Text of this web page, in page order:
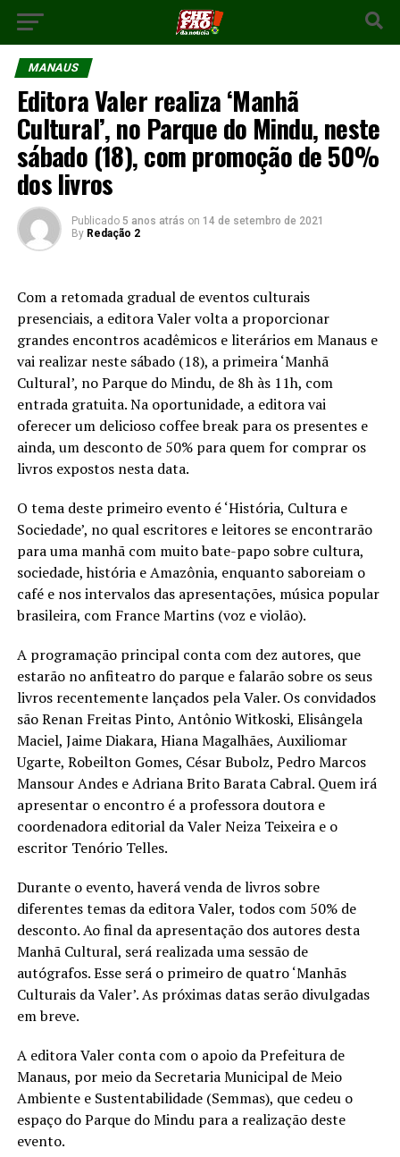
MANAUS
Editora Valer realiza ‘Manhã
Cultural’, no Parque do Mindu, neste
sábado (18), com promoção de 50%
dos livros
Publicado 5 anos atrás on 14 de setembro de 2021
By Redação 2
Com a retomada gradual de eventos culturais
presenciais, a editora Valer volta a proporcionar
grandes encontros acadêmicos e literários em Manaus e
vai realizar neste sábado (18), a primeira ‘Manhã
Cultural’, no Parque do Mindu, de 8h às 11h, com
entrada gratuita. Na oportunidade, a editora vai
oferecer um delicioso coffee break para os presentes e
ainda, um desconto de 50% para quem for comprar os
livros expostos nesta data.
O tema deste primeiro evento é ‘História, Cultura e
Sociedade’, no qual escritores e leitores se encontrarão
para uma manhã com muito bate-papo sobre cultura,
sociedade, história e Amazônia, enquanto saboreiam o
café e nos intervalos das apresentações, música popular
brasileira, com France Martins (voz e violão).
A programação principal conta com dez autores, que
estarão no anfiteatro do parque e falarão sobre os seus
livros recentemente lançados pela Valer. Os convidados
são Renan Freitas Pinto, Antônio Witkoski, Elisângela
Maciel, Jaime Diakara, Hiana Magalhães, Auxiliomar
Ugarte, Robeilton Gomes, César Bubolz, Pedro Marcos
Mansour Andes e Adriana Brito Barata Cabral. Quem irá
apresentar o encontro é a professora doutora e
coordenadora editorial da Valer Neiza Teixeira e o
escritor Tenório Telles.
Durante o evento, haverá venda de livros sobre
diferentes temas da editora Valer, todos com 50% de
desconto. Ao final da apresentação dos autores desta
Manhã Cultural, será realizada uma sessão de
autógrafos. Esse será o primeiro de quatro ‘Manhãs
Culturais da Valer’. As próximas datas serão divulgadas
em breve.
A editora Valer conta com o apoio da Prefeitura de
Manaus, por meio da Secretaria Municipal de Meio
Ambiente e Sustentabilidade (Semmas), que cedeu o
espaço do Parque do Mindu para a realização deste
evento.